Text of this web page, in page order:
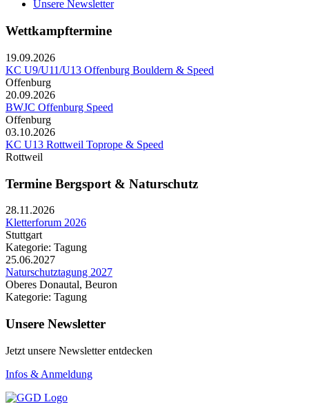
Unsere Newsletter
Wettkampftermine
19.09.2026
KC U9/U11/U13 Offenburg Bouldern & Speed
Offenburg
20.09.2026
BWJC Offenburg Speed
Offenburg
03.10.2026
KC U13 Rottweil Toprope & Speed
Rottweil
Termine Bergsport & Naturschutz
28.11.2026
Kletterforum 2026
Stuttgart
Kategorie: Tagung
25.06.2027
Naturschutztagung 2027
Oberes Donautal, Beuron
Kategorie: Tagung
Unsere Newsletter
Jetzt unsere Newsletter entdecken
Infos & Anmeldung